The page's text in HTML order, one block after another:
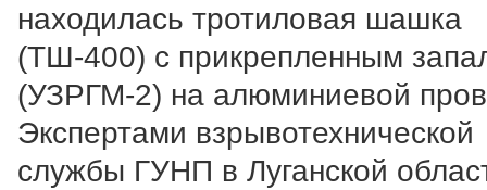
находилась тротиловая шашка
(ТШ-400) с прикрепленным
(УЗРГМ-2) на алюминиевой
Экспертами взрывотехнической
службы ГУНП в Луганской